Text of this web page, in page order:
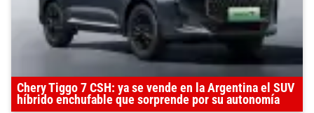
Chery Tiggo 7 CSH: ya se vende en la Argentina el SUV
híbrido enchufable que sorprende por su autonomía